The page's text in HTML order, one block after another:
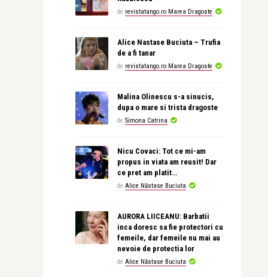
de revistatango.ro Marea Dragoste
Alice Nastase Buciuta – Trufia
de a fi tanar
de revistatango.ro Marea Dragoste
Malina Olinescu s-a sinucis,
dupa o mare si trista dragoste
de Simona Catrina
Nicu Covaci: Tot ce mi-am
propus in viata am reusit! Dar
ce pret am platit…
de Alice Năstase Buciuta
AURORA LIICEANU: Barbatii
inca doresc sa fie protectori cu
femeile, dar femeile nu mai au
nevoie de protectia lor
de Alice Năstase Buciuta